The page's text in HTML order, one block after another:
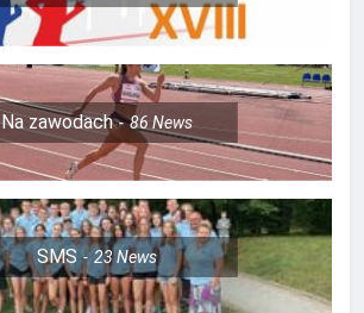
Na zawodach 86News
SMS 23News